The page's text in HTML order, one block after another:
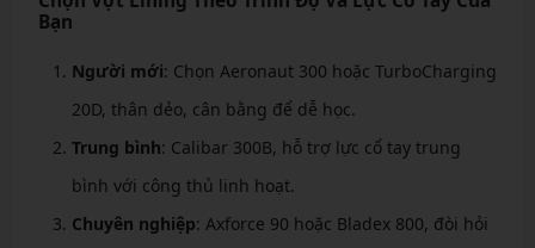
Bạn
Người mới: Chọn Aeronaut 300 hoặc TurboCharging
20D, thân dẻo, cân bằng để dễ học.
Trung bình: Calibar 300B, hỗ trợ lực cổ tay trung
bình với công thủ linh hoạt.
Chuyên nghiệp: Axforce 90 hoặc Bladex 800, đòi hỏi